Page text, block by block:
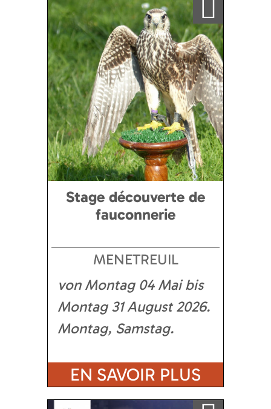
Stage découverte de
fauconnerie
MENETREUIL
von Montag 04 Mai bis
Montag 31 August 2026
Montag, Samstag
EN SAVOIR PLUS
Ajouter a ma sélection